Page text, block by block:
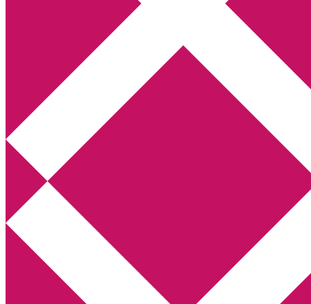
Annikas litteratur- och kulturblogg
Deckare, kriminalromaner, thrillers
Hem
Boktolva
Författarfemman
Kontakt